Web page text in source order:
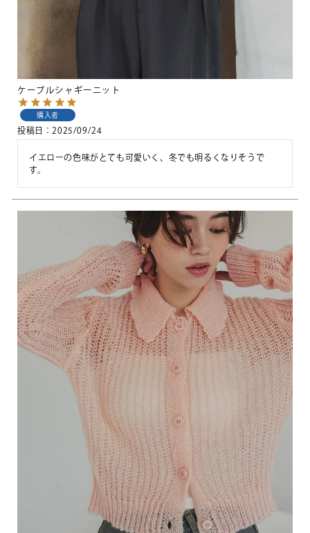
ケーブルシャギーニット
購入者
投稿日 2025/09/24
イエローの色味がとても可愛いく、冬でも明るくなりそうで
す。